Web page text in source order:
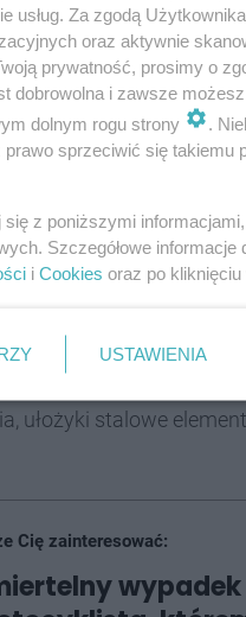
interweniowali
umieszczone na
zahaczyły o
została
Pożarnej w
ułożyki stalowe
Cię zainteresować:
wypadek
usług. Za zgodą
oraz aktywnie
prywatność, prosimy o
dobrowolna i zawsze
dolnym rogu strony
.
sprzeciwić się takiemu
się z poniższymi
Szczegółowe
i Cookies oraz po kliknięciu
USTAWIENIA